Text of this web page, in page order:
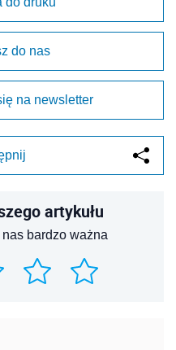
do nas
na newsletter
artykułu
bardzo ważna